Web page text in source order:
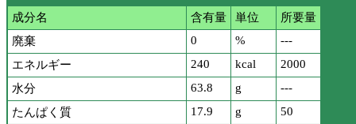
成分名 含有量 単位
所要量
廃棄
0 %
---
エネルギー
240 kcal
2000
水分
63.8 g
---
たんぱく質
17.9 g
50